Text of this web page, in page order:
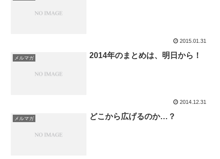
2015.01.31
メルマガ 2014年のまとめは、明日から！
2014.12.31
メルマガ どこから広げるのか…？